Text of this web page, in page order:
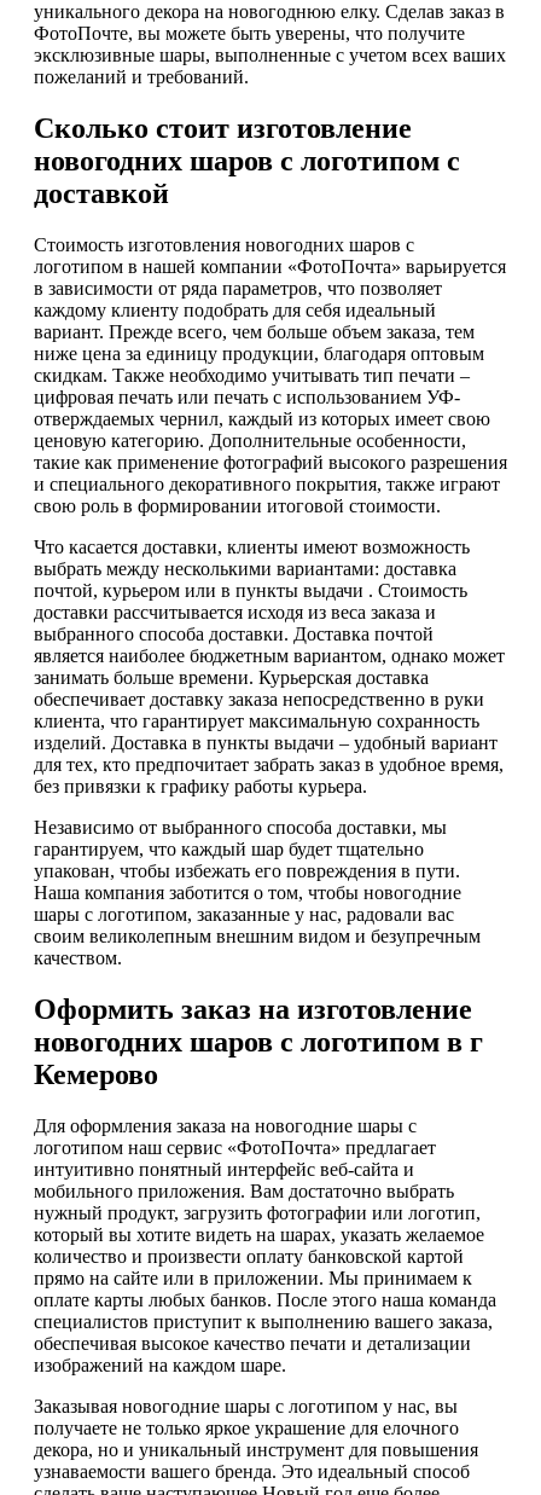
уникального декора на новогоднюю елку. Сделав заказ в
ФотоПочте, вы можете быть уверены, что получите
эксклюзивные шары, выполненные с учетом всех ваших
пожеланий и требований.
Сколько стоит изготовление
новогодних шаров с логотипом с
доставкой
Стоимость изготовления новогодних шаров с
логотипом в нашей компании «ФотоПочта» варьируется
в зависимости от ряда параметров, что позволяет
каждому клиенту подобрать для себя идеальный
вариант. Прежде всего, чем больше объем заказа, тем
ниже цена за единицу продукции, благодаря оптовым
скидкам. Также необходимо учитывать тип печати –
цифровая печать или печать с использованием УФ-
отверждаемых чернил, каждый из которых имеет свою
ценовую категорию. Дополнительные особенности,
такие как применение фотографий высокого разрешения
и специального декоративного покрытия, также играют
свою роль в формировании итоговой стоимости.
Что касается доставки, клиенты имеют возможность
выбрать между несколькими вариантами: доставка
почтой, курьером или в пункты выдачи . Стоимость
доставки рассчитывается исходя из веса заказа и
выбранного способа доставки. Доставка почтой
является наиболее бюджетным вариантом, однако может
занимать больше времени. Курьерская доставка
обеспечивает доставку заказа непосредственно в руки
клиента, что гарантирует максимальную сохранность
изделий. Доставка в пункты выдачи – удобный вариант
для тех, кто предпочитает забрать заказ в удобное время,
без привязки к графику работы курьера.
Независимо от выбранного способа доставки, мы
гарантируем, что каждый шар будет тщательно
упакован, чтобы избежать его повреждения в пути.
Наша компания заботится о том, чтобы новогодние
шары с логотипом, заказанные у нас, радовали вас
своим великолепным внешним видом и безупречным
качеством.
Оформить заказ на изготовление
новогодних шаров с логотипом в г
Кемерово
Для оформления заказа на новогодние шары с
логотипом наш сервис «ФотоПочта» предлагает
интуитивно понятный интерфейс веб-сайта и
мобильного приложения. Вам достаточно выбрать
нужный продукт, загрузить фотографии или логотип,
который вы хотите видеть на шарах, указать желаемое
количество и произвести оплату банковской картой
прямо на сайте или в приложении. Мы принимаем к
оплате карты любых банков. После этого наша команда
специалистов приступит к выполнению вашего заказа,
обеспечивая высокое качество печати и детализации
изображений на каждом шаре.
Заказывая новогодние шары с логотипом у нас, вы
получаете не только яркое украшение для елочного
декора, но и уникальный инструмент для повышения
узнаваемости вашего бренда. Это идеальный способ